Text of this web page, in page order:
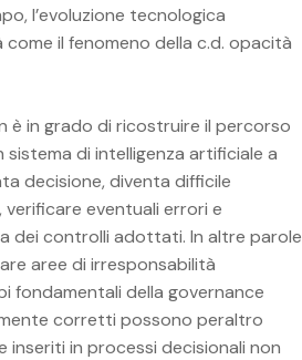
l’evoluzione tecnologica
il fenomeno della c.d. opacità
è in grado di ricostruire il percorso
di intelligenza artificiale a
decisione, diventa difficile
eventuali errori e
dei controlli adottati. In altre
aree di irresponsabilità
fondamentali della governance
corretti possono peraltro
inseriti in processi decisionali non